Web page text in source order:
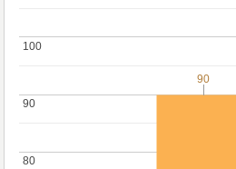
80
80
90
90
100
100
90
90